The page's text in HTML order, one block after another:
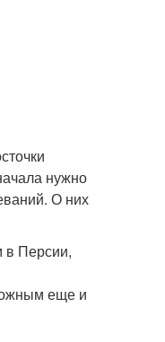
нужно
О них
в Персии,
еще и